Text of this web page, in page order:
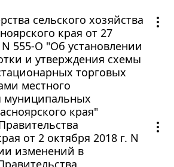
сельского хозяйства
края от 27
N 555-О "Об установлении
и утверждения схемы
торговых
местного
муниципальных
края"
от 2 октября 2018 г. N
изменений в